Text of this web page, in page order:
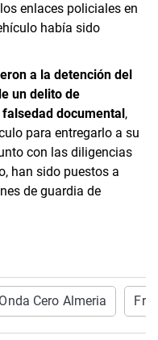
enlaces policiales en
había sido
a la detención del
un delito de
documental,
para entregarlo a su
con las diligencias
han sido puestos a
de guardia de
Onda Cero Almeria